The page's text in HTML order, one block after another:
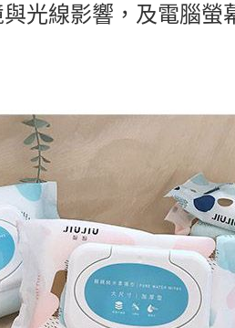
光線影響，及電腦螢